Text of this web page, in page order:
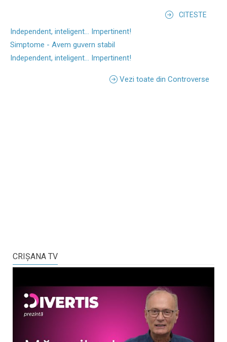
CITESTE
Independent, inteligent... Impertinent!
Simptome - Avem guvern stabil
Independent, inteligent... Impertinent!
Vezi toate din Controverse
CRIŞANA TV